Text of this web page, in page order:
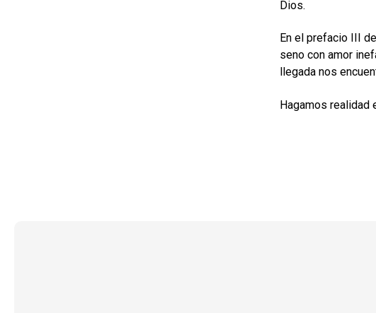
Dios.
En el prefacio III
seno con amor
llegada nos
Hagamos realidad